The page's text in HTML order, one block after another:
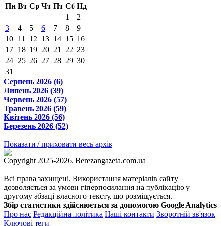
Пн Вт Ср Чт Пт Сб Нд
1
2
3
4 5 6 7 8
9
10 11 12 13 14 15 16
17 18 19 20 21 22 23
24 25 26 27 28 29 30
31
Серпень 2026 (6)
Липень 2026 (39)
Червень 2026 (57)
Травень 2026 (59)
Квітень 2026 (56)
Березень 2026 (52)
Показати / приховати весь архів
Copyright 2025-2026. Berezangazeta.com.ua
Всі права захищені. Використання матеріалів сайту
дозволяється за умови гіперпосилання на публікацію у
другому абзаці власного тексту, що розміщується.
Збір статистики здійснюється за допомогою Google Analytics
Про нас Редакційна політика Наші контакти Зворотній зв'язок
Ключові теги